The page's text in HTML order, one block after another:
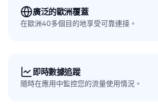
廣泛的歐洲覆蓋
在歐洲40多個目的地享受可靠連接。
即時數據追蹤
隨時在應用中監控您的流量使用情況。